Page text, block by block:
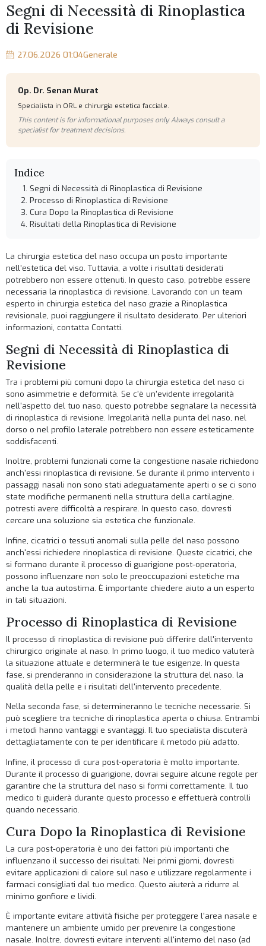
Segni di Necessità di Rinoplastica
di Revisione
27.06.2026 01:04Generale
Op. Dr. Senan Murat
Specialista in ORL e chirurgia estetica facciale.
This content is for informational purposes only. Always consult a
specialist for treatment decisions.
Indice
Segni di Necessità di Rinoplastica di Revisione
Processo di Rinoplastica di Revisione
Cura Dopo la Rinoplastica di Revisione
Risultati della Rinoplastica di Revisione
La chirurgia estetica del naso occupa un posto importante
nell'estetica del viso. Tuttavia, a volte i risultati desiderati
potrebbero non essere ottenuti. In questo caso, potrebbe essere
necessaria la rinoplastica di revisione. Lavorando con un team
esperto in chirurgia estetica del naso grazie aRinoplastica
revisionale, puoi raggiungere il risultato desiderato. Per ulteriori
informazioni, contattaContatti.
Segni di Necessità di Rinoplastica di
Revisione
Tra i problemi più comuni dopo la chirurgia estetica del naso ci
sono asimmetrie e deformità. Se c'è un'evidente irregolarità
nell'aspetto del tuo naso, questo potrebbe segnalare la necessità
di rinoplastica di revisione. Irregolarità nella punta del naso, nel
dorso o nel profilo laterale potrebbero non essere esteticamente
soddisfacenti.
Inoltre, problemi funzionali come la congestione nasale richiedono
anch'essi rinoplastica di revisione. Se durante il primo intervento i
passaggi nasali non sono stati adeguatamente aperti o se ci sono
state modifiche permanenti nella struttura della cartilagine,
potresti avere difficoltà a respirare. In questo caso, dovresti
cercare una soluzione sia estetica che funzionale.
Infine, cicatrici o tessuti anomali sulla pelle del naso possono
anch'essi richiedere rinoplastica di revisione. Queste cicatrici, che
si formano durante il processo di guarigione post-operatoria,
possono influenzare non solo le preoccupazioni estetiche ma
anche la tua autostima. È importante chiedere aiuto a un esperto
in tali situazioni.
Processo di Rinoplastica di Revisione
Il processo di rinoplastica di revisione può differire dall'intervento
chirurgico originale al naso. In primo luogo, il tuo medico valuterà
la situazione attuale e determinerà le tue esigenze. In questa
fase, si prenderanno in considerazione la struttura del naso, la
qualità della pelle e i risultati dell'intervento precedente.
Nella seconda fase, si determineranno le tecniche necessarie. Si
può scegliere tra tecniche di rinoplastica aperta o chiusa. Entrambi
i metodi hanno vantaggi e svantaggi. Il tuo specialista discuterà
dettagliatamente con te per identificare il metodo più adatto.
Infine, il processo di cura post-operatoria è molto importante.
Durante il processo di guarigione, dovrai seguire alcune regole per
garantire che la struttura del naso si formi correttamente. Il tuo
medico ti guiderà durante questo processo e effettuerà controlli
quando necessario.
Cura Dopo la Rinoplastica di Revisione
La cura post-operatoria è uno dei fattori più importanti che
influenzano il successo dei risultati. Nei primi giorni, dovresti
evitare applicazioni di calore sul naso e utilizzare regolarmente i
farmaci consigliati dal tuo medico. Questo aiuterà a ridurre al
minimo gonfiore e lividi.
È importante evitare attività fisiche per proteggere l'area nasale e
mantenere un ambiente umido per prevenire la congestione
nasale. Inoltre, dovresti evitare interventi all'interno del naso (ad